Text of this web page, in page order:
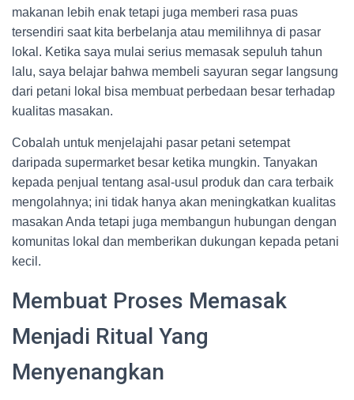
makanan lebih enak tetapi juga memberi rasa puas
tersendiri saat kita berbelanja atau memilihnya di pasar
lokal. Ketika saya mulai serius memasak sepuluh tahun
lalu, saya belajar bahwa membeli sayuran segar langsung
dari petani lokal bisa membuat perbedaan besar terhadap
kualitas masakan.
Cobalah untuk menjelajahi pasar petani setempat
daripada supermarket besar ketika mungkin. Tanyakan
kepada penjual tentang asal-usul produk dan cara terbaik
mengolahnya; ini tidak hanya akan meningkatkan kualitas
masakan Anda tetapi juga membangun hubungan dengan
komunitas lokal dan memberikan dukungan kepada petani
kecil.
Membuat Proses Memasak
Menjadi Ritual Yang
Menyenangkan